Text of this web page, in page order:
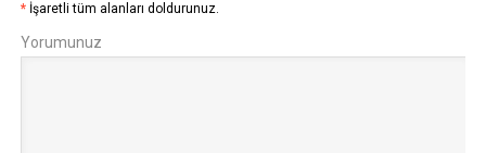
* İşaretli tüm alanları doldurunuz.
Yorumunuz